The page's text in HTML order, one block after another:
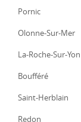
Pornic
Olonne-Sur-Mer
La-Roche-Sur-Yon
Boufféré
Saint-Herblain
Redon